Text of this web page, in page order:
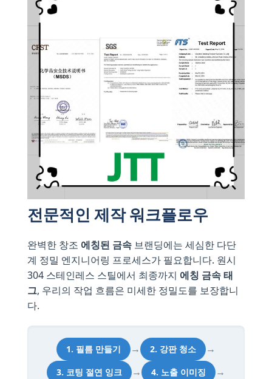
전문적인 제작 워크플로우
완벽한 창조 에칭된 금속 브랜딩에는 세심한 다단
계 정밀 엔지니어링 프로세스가 필요합니다. 원시
304 스테인레스 스틸에서 최종까지 에칭 금속 태
그, 우리의 작업 흐름은 미세한 정밀도를 보장합니
다.
1. 필름 만들기 → 2. 강판 청소 →
3. 코팅 절연 잉크 → 4. 노출 이미징 →